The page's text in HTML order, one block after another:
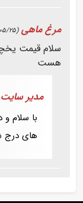
مرغ ماهی (1402/05/25)
سلام قیمت
هست
مدیر سایت
با سلام
های درج